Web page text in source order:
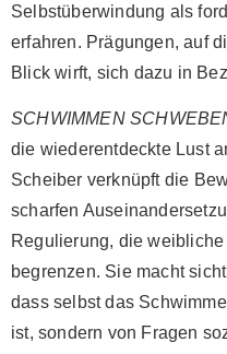
Selbstüberwindung als
erfahren. Prägungen, auf
Blick wirft, sich dazu in
SCHWIMMEN
die wiederentdeckte Lust
Scheiber verknüpft die
scharfen
Regulierung, die
begrenzen. Sie macht
dass selbst das
ist, sondern von Fragen